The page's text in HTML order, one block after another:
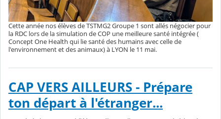
Cette année nos élèves de TSTMG2 Groupe 1 sont allés négocier pour
la RDC lors de la simulation de COP une meilleure santé intégrée (
Concept One Health qui lie santé des humains avec celle de
l'environnement et des animaux) à LYON le 11 mai.
CAP VERS AILLEURS - Prépare
ton départ à l'étranger...